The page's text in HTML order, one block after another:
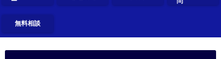
無料相談